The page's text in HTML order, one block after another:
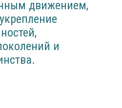
движением,
и